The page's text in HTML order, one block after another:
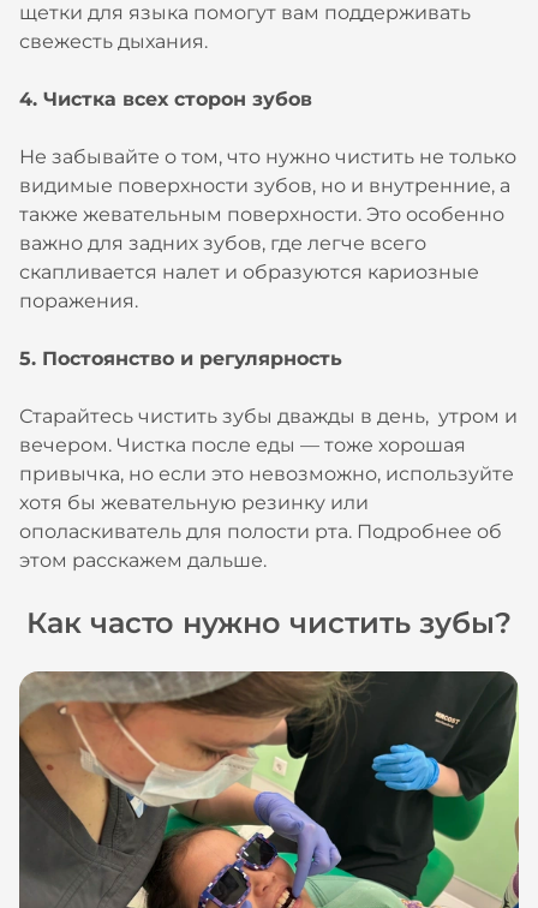
щетки для языка помогут вам поддерживать
свежесть дыхания.
4. Чистка всех сторон зубов
Не забывайте о том, что нужно чистить не только
видимые поверхности зубов, но и внутренние, а
также жевательным поверхности. Это особенно
важно для задних зубов, где легче всего
скапливается налет и образуются кариозные
поражения.
5. Постоянство и регулярность
Старайтесь чистить зубы дважды в день, утром и
вечером. Чистка после еды — тоже хорошая
привычка, но если это невозможно, используйте
хотя бы жевательную резинку или
ополаскиватель для полости рта. Подробнее об
этом расскажем дальше.
Как часто нужно чистить зубы?